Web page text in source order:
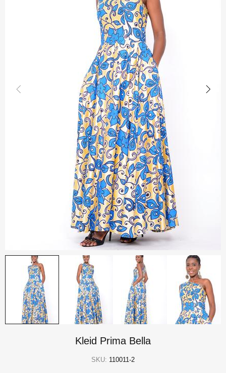
Kleid Prima Bella
SKU: 110011-2